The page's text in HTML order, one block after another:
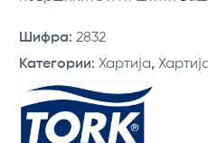
Шифра: 2832
Категории: Хартија,